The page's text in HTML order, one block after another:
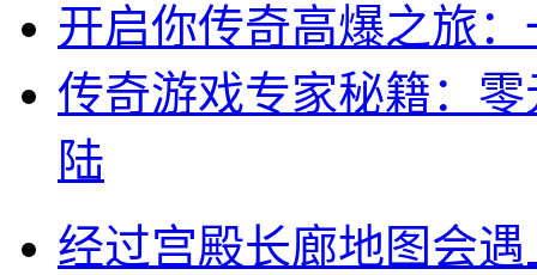
开启你传奇高爆之旅
传奇游戏专家秘籍：
陆
经过宫殿长廊地图会遇